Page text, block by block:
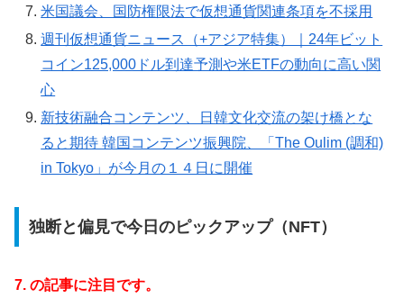
米国議会、国防権限法で仮想通貨関連条項を不採用
週刊仮想通貨ニュース（+アジア特集）｜24年ビット
コイン125,000ドル到達予測や米ETFの動向に高い関
心
新技術融合コンテンツ、日韓文化交流の架け橋とな
ると期待 韓国コンテンツ振興院、「The Oulim (調和)
in Tokyo」が今月の１４日に開催
独断と偏見で今日のピックアップ（NFT）
7. の記事に注目です。